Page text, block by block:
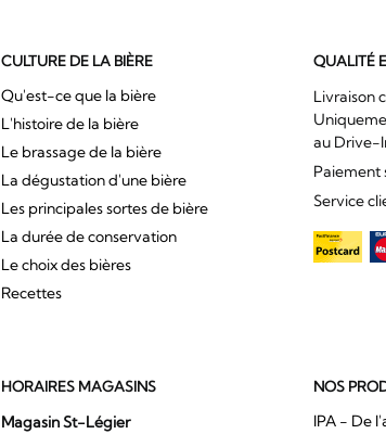
CULTURE DE LA BIÈRE
Qu'est-ce que la bière
L'histoire de la bière
Le brassage de la bière
La dégustation d'une bière
Les principales sortes de bière
La durée de conservation
Le choix des bières
Recettes
QUALITÉ
Livraison
au Drive-
Paiement
Service
HORAIRES MAGASINS
Magasin St-Légier
NOS
IPA - De